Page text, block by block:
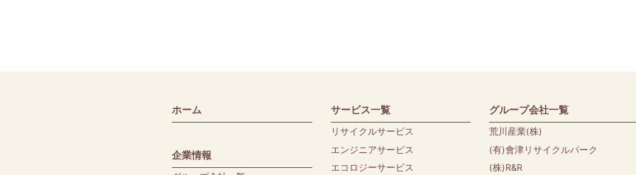
ホーム
企業情報
サービス一覧
リサイクルサービス
エンジニアサービス
エコロジーサービス
グループ会社一覧
荒川産業(株)
(有)會津リサイクルパーク
(株)R&R